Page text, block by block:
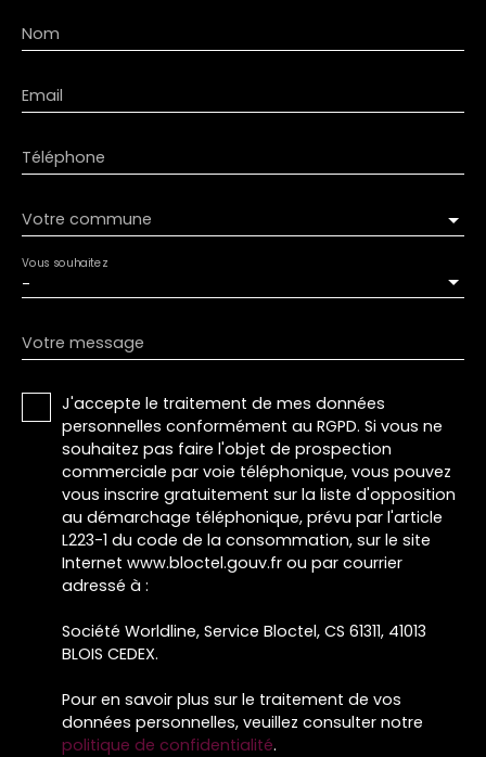
Nom
Email
Téléphone
Votre commune
-
Vous souhaitez
Votre message
J'accepte le traitement de mes données
personnelles conformément au RGPD. Si vous ne
souhaitez pas faire l'objet de prospection
commerciale par voie téléphonique, vous pouvez
vous inscrire gratuitement sur la liste d'opposition
au démarchage téléphonique, prévu par l'article
L223-1 du code de la consommation, sur le site
Internet www.bloctel.gouv.fr ou par courrier
adressé à :
Société Worldline, Service Bloctel, CS 61311, 41013
BLOIS CEDEX.
Pour en savoir plus sur le traitement de vos
données personnelles, veuillez consulter notre
politique de confidentialité.